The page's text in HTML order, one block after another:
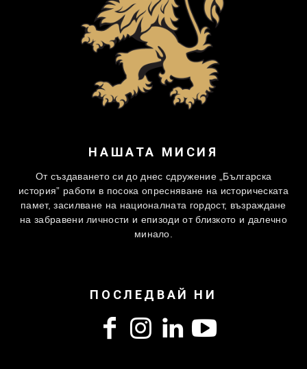
НАШАТА МИСИЯ
От създаването си до днес сдружение „Българска
история” работи в посока опресняване на историческата
памет, засилване на националната гордост, възраждане
на забравени личности и епизоди от близкото и далечно
минало.
ПОСЛЕДВАЙ НИ